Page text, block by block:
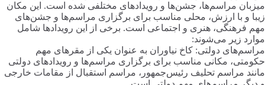
میزبان مراسم‌ها، جشن‌ها و رویدادهای مختلفی شده است. این مکان
زیبا و با ارزش، محلی مناسب برای برگزاری مراسم‌ها و جشن‌های
مهم فرهنگی، هنری و اجتماعی است. برخی از این رویدادها شامل
موارد زیر می‌شوند:
مراسم‌های دولتی: کاخ نیاوران به عنوان یکی از مقرهای مهم
حکومتی، مکانی مناسب برای برگزاری مراسم‌ها و رویدادهای دولتی
مانند مراسم تحلیف رئیس‌جمهور، مراسم استقبال از مقامات خارجی